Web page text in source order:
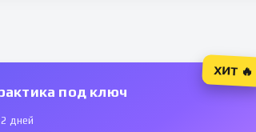
под ключ
дней
ХИТ 🔥